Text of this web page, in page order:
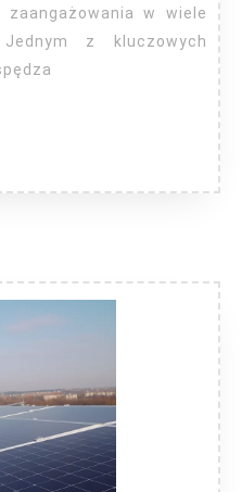
w wiele
Jednym z kluczowych